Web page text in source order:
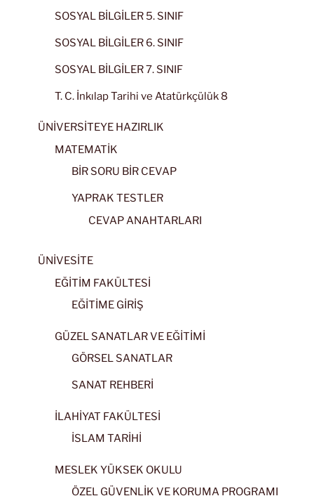
SOSYAL BİLGİLER 5. SINIF
SOSYAL BİLGİLER 6. SINIF
SOSYAL BİLGİLER 7. SINIF
T. C. İnkılap Tarihi ve Atatürkçülük 8
ÜNİVERSİTEYE HAZIRLIK
MATEMATİK
BİR SORU BİR CEVAP
YAPRAK TESTLER
CEVAP ANAHTARLARI
ÜNİVESİTE
EĞİTİM FAKÜLTESİ
EĞİTİME GİRİŞ
GÜZEL SANATLAR VE EĞİTİMİ
GÖRSEL SANATLAR
SANAT REHBERİ
İLAHİYAT FAKÜLTESİ
İSLAM TARİHİ
MESLEK YÜKSEK OKULU
ÖZEL GÜVENLİK VE KORUMA PROGRAMI